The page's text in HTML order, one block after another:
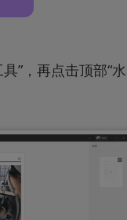
”，再点击顶部“水